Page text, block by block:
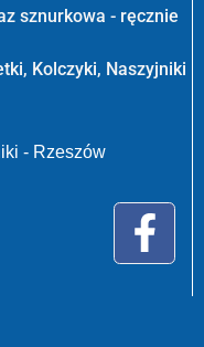
sznurkowa - ręcznie
Kolczyki, Naszyjniki
- Rzeszów